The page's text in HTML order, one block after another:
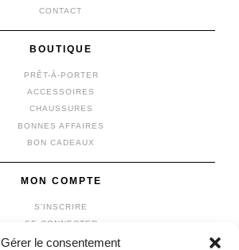
Gérer le consentement
CONTACT
BOUTIQUE
PRÊT-À-PORTER
ACCESSOIRES
CHAUSSURES
BONNES AFFAIRES
BON CADEAUX
MON COMPTE
S’INSCRIRE
SE CONNECTER
MON COMPTE